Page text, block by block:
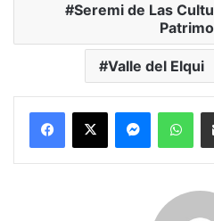
Seremi de Las
Valle del Elqui
Messenger